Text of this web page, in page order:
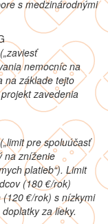
s medzinárodnými
zaviesť
nemocníc na
na základe tejto
zavedenia
limit pre spoluúčasť
na zníženie
platieb“). Limit
(180 €/rok)
€/rok) s nízkymi
za lieky.